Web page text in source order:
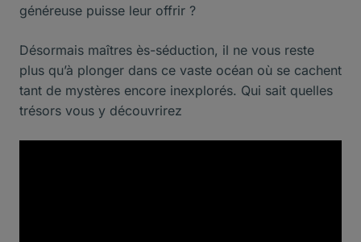
généreuse puisse leur offrir ?
Désormais maîtres ès-séduction, il ne vous reste
plus qu’à plonger dans ce vaste océan où se cachent
tant de mystères encore inexplorés. Qui sait quelles
trésors vous y découvrirez